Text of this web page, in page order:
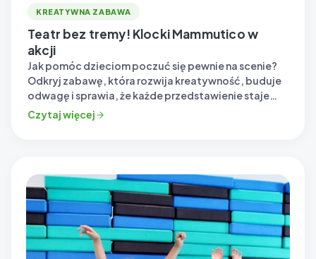
KREATYWNA ZABAWA
Teatr bez tremy! Klocki Mammutico w
akcji
Jak pomóc dzieciom poczuć się pewnie na scenie?
Odkryj zabawę, która rozwija kreatywność, buduje
odwagę i sprawia, że każde przedstawienie staje
się…
Czytaj więcej